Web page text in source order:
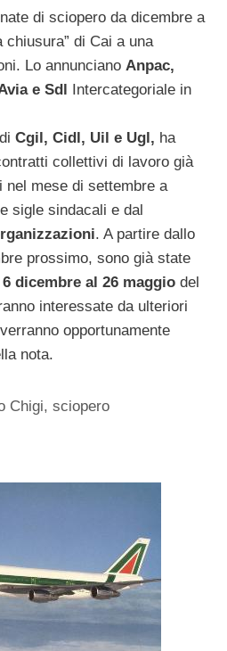
di sciopero da dicembre a
chiusura” di Cai a una
Lo annunciano Anpac,
e Sdl Intercategoriale in
Cgil, Cidl, Uil e Ugl, ha
collettivi di lavoro già
mese di settembre a
sigle sindacali e dal
. A partire dallo
prossimo, sono già state
dicembre al 26 maggio del
interessate da ulteriori
opportunamente
nota.
Chigi,sciopero